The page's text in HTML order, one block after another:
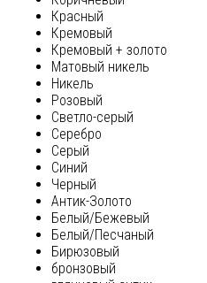
Красный
Кремовый
Кремовый + золото
Матовый никель
Никель
Розовый
Светло-серый
Серебро
Серый
Синий
Черный
Антик-Золото
Белый/Бежевый
Белый/Песчаный
Бирюзовый
бронзовый